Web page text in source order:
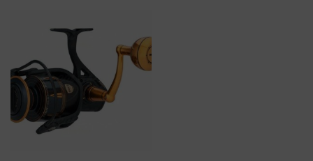
useampi
muunnelma.
Voit
tehdä